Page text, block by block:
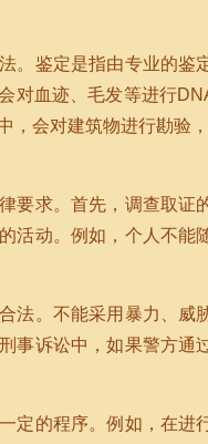
。鉴定是指由专业的
对血迹、毛发等进行
，会对建筑物进行勘验
要求。首先，调查取
活动。例如，个人不
法。不能采用暴力、
事诉讼中，如果警方
定的程序。例如，在